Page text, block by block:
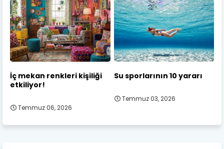
İç mekan renkleri kişiliği
etkiliyor!
Temmuz 06, 2026
Su sporlarının 10 yararı
Temmuz 03, 2026